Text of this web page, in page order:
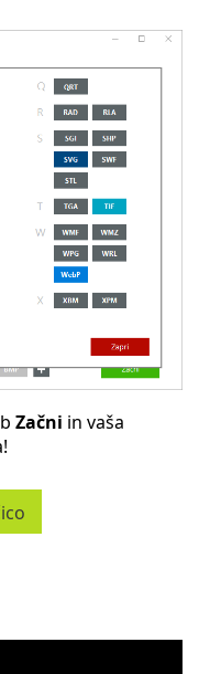
Začni in vaša